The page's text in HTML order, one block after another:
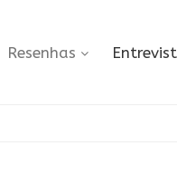
Resenhas